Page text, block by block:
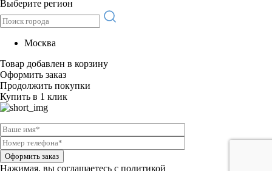
Выберите регион
Москва
Товар добавлен в корзину
Оформить заказ
Продолжить покупки
Купить в 1 клик
Оформить заказ
Нажимая, вы соглашаетесь c политикой